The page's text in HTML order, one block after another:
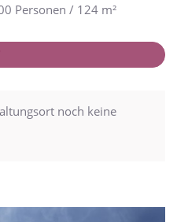
Personen / 124 m²
noch keine